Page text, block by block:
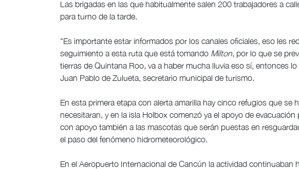
Las brigadas en las que habitualmente salen 200 trabajadores a
para turno de la tarde.
"Es importante estar informados por los canales oficiales, eso les
seguimiento a esta ruta que está tomando Milton, por lo que se
tierras de Quintana Roo, va a haber mucha lluvia eso sí, entonces
Juan Pablo de Zulueta, secretario municipal de turismo.
En esta primera etapa con alerta amarilla hay cinco refugios que se
necesitaran, y en la isla Holbox comenzó ya el apoyo de evacuación
con apoyo también a las mascotas que serán puestas en
el paso del fenómeno hidrometeorológico.
En el Aeropuerto Internacional de Cancún la actividad continuaban